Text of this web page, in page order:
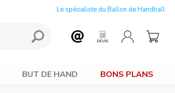
Le spécialiste du Ballon de Handball
BUT DE HAND BONS PLANS